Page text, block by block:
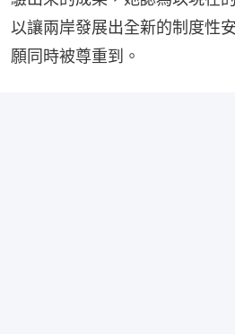
以讓兩岸發展出全新的制度性
願同時被尊重到。